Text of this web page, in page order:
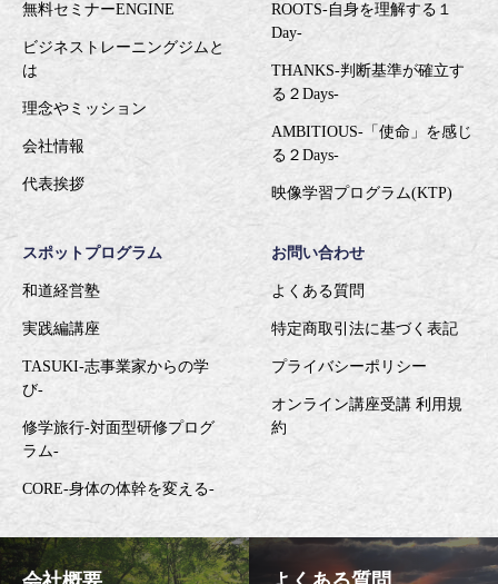
無料セミナーENGINE
ビジネストレーニングジムと
は
理念やミッション
会社情報
代表挨拶
ROOTS-自身を理解する１
Day-
THANKS-判断基準が確立す
る２Days-
AMBITIOUS-「使命」を感じ
る２Days-
映像学習プログラム(KTP)
スポットプログラム
和道経営塾
実践編講座
TASUKI-志事業家からの学
び-
修学旅行-対面型研修プログ
ラム-
CORE-身体の体幹を変える-
お問い合わせ
よくある質問
特定商取引法に基づく表記
プライバシーポリシー
オンライン講座受講 利用規
約